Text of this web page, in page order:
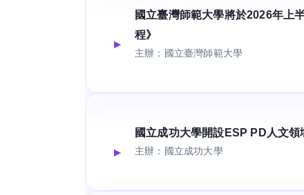
國立臺灣師範大學將於2026年上
程》
主辦：國立臺灣師範大學
國立成功大學開設ESP PD人文領
主辦：國立成功大學